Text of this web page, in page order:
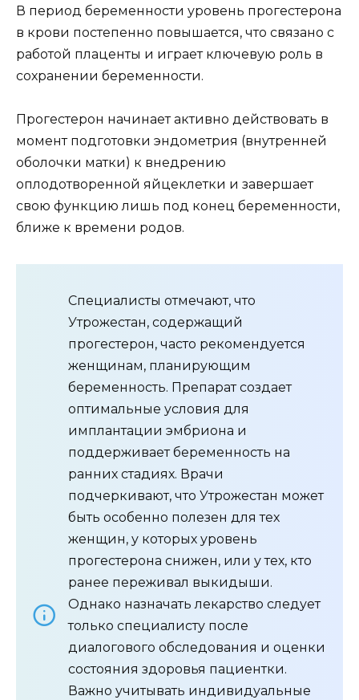
В период беременности уровень прогестерона
в крови постепенно повышается, что связано с
работой плаценты и играет ключевую роль в
сохранении беременности.
Прогестерон начинает активно действовать в
момент подготовки эндометрия (внутренней
оболочки матки) к внедрению
оплодотворенной яйцеклетки и завершает
свою функцию лишь под конец беременности,
ближе к времени родов.
Специалисты отмечают, что
Утрожестан, содержащий
прогестерон, часто рекомендуется
женщинам, планирующим
беременность. Препарат создает
оптимальные условия для
имплантации эмбриона и
поддерживает беременность на
ранних стадиях. Врачи
подчеркивают, что Утрожестан может
быть особенно полезен для тех
женщин, у которых уровень
прогестерона снижен, или у тех, кто
ранее переживал выкидыши.
Однако назначать лекарство следует
только специалисту после
диалогового обследования и оценки
состояния здоровья пациентки.
Важно учитывать индивидуальные